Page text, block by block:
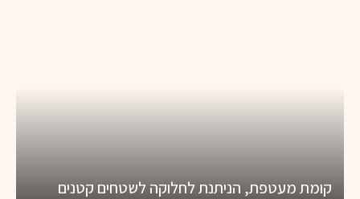
קומת מעטפת, הניתנת לחלוקה לשטחים קטנים